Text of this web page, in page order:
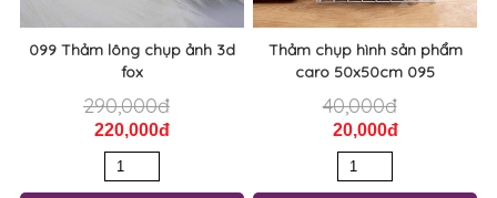
099 Thảm lông chụp ảnh 3d
fox
290,000đ
220,000đ
Thảm chụp hình sản phẩm
caro 50x50cm 095
40,000đ
20,000đ